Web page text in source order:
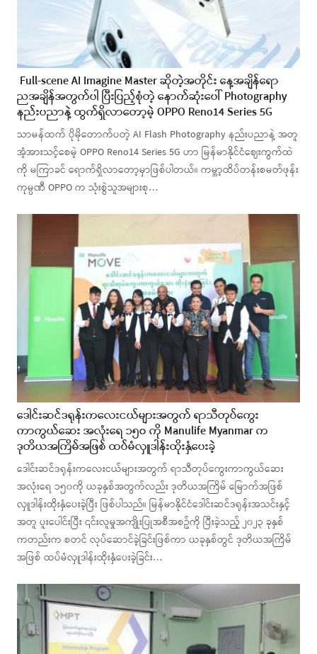
Full-scene AI Imagine Master ဆိုတဲ့အတိုင်း နေ့အချိန်ရော
ညအချိန်အတွက်ပါ ပြီးပြည့်စုံတဲ့ နောက်ဆုံးပေါ် Photography
နည်းပညာနဲ့ ထွက်ရှိလာတော့မဲ့ OPPO Reno14 Series 5G
သာမန်ထက် ပိုမိုတောက်ပတဲ့ AI Flash Photography နည်းပညာနဲ့ အတူ
အံ့အားသင့်စေမဲ့ OPPO Reno14 Series 5G ဟာ မြန်မာနိုင်ငံဈေးကွက်ထဲ
ကို မကြာခင် ရောက်ရှိလာတော့မှာဖြစ်ပါတယ်။ ကမ္ဘာ့ထိပ်တန်းစမတ်ဖုန်း
ကုမ္ပဏီ OPPO က သုံးစွဲသူအများစု…
ဒေါင်းဆင်ဒရုန်းကလေးငယ်များအတွက် ရာသီတုပ်ကွေး
ကာကွယ်ဆေး အလုံးရေ ၁၅၀ ကို Manulife Myanmar က
ဒုတိယအကြိမ်အဖြစ် ထပ်မံလှူဒါန်းထိုးနှံပေးခဲ့
ဒေါင်းဆင်ဒရုန်းကလေးငယ်များအတွက် ရာသီတုပ်ကွေးကာကွယ်ဆေး
အလုံးရေ ၁၅၀ကို ယခုနှစ်အတွက်လည်း ဒုတိယအကြိမ် မြောက်အဖြစ်
လှူဒါန်းထိုးနှံပေးခဲ့ပြီး ဖြစ်ပါသည်။ မြန်မာနိုင်ငံဒေါင်းဆင်ဒရုန်းအသင်းနှင့်
အတူ ပူးပေါင်းပြီး ၎င်းလူမှုအကျိုးပြုအစီအစဥ်ကို ပြီးခဲ့သည့် ၂၀၂၃ ခုနှစ်
ကတည်းက စတင် လုပ်ဆောင်ခဲ့ခြင်းဖြစ်ကာ ယခုနှစ်တွင် ဒုတိယအကြိမ်
အဖြစ် ထပ်မံလှူဒါန်းထိုးနှံပေးခဲ့ခြင်း…